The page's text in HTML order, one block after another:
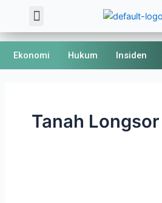
content
Menu
Ekonomi Hukum Insiden
Tanah Longsor